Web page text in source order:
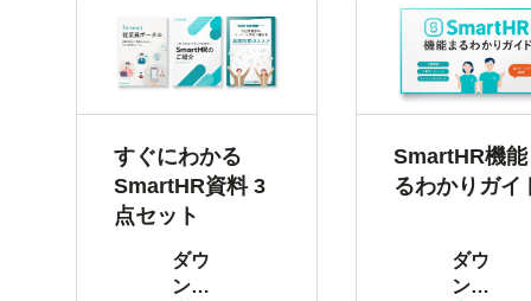
すぐにわかる
SmartHR資料 3
点セット
ダウ
ン
SmartHR機
るわかりガイ
ダウ
ン